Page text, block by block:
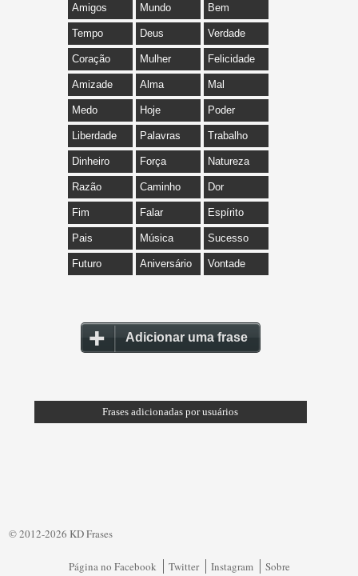
Amigos Mundo Bem
Tempo Deus Verdade
Coração Mulher Felicidade
Amizade Alma Mal
Medo Hoje Poder
Liberdade Palavras Trabalho
Dinheiro Força Natureza
Razão Caminho Dor
Fim Falar Espírito
Pais Música Sucesso
Futuro Aniversário Vontade
Adicionar uma frase
Frases adicionadas por usuários
© 2012-2026 KD Frases
Página no Facebook Twitter Instagram Sobre